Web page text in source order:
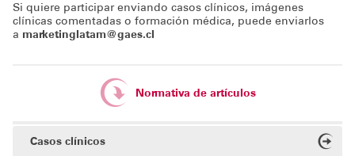
Si quiere participar enviando casos clínicos, imágenes
clínicas comentadas o formación médica, puede enviarlos
a marketinglatam@gaes.cl
Normativa de artículos
Casos clínicos